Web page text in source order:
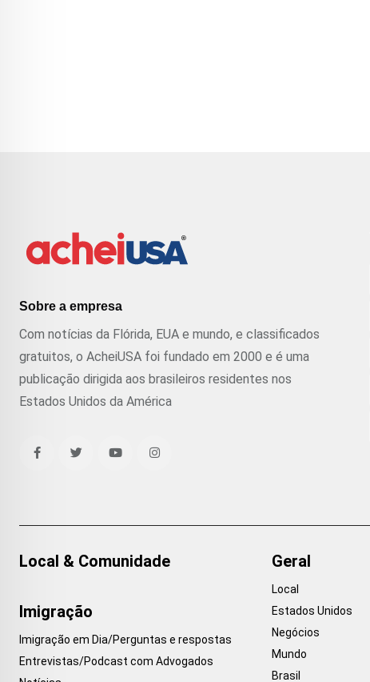
Sobre a empresa
Com notícias da Flórida, EUA e mundo, e classificados
gratuitos, o AcheiUSA foi fundado em 2000 e é uma
publicação dirigida aos brasileiros residentes nos
Estados Unidos da América
Local & Comunidade
Imigração
Imigração em Dia/Perguntas e respostas
Entrevistas/Podcast com Advogados
Geral
Local
Estados Unidos
Negócios
Mundo
Brasil